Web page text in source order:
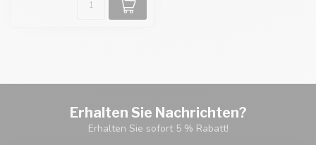
Erhalten Sie Nachrichten?
Erhalten Sie sofort 5 % Rabatt!